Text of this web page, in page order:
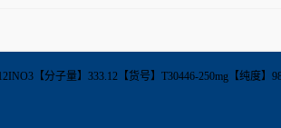
【分子量】333.12【货号】T30446-250mg【纯度